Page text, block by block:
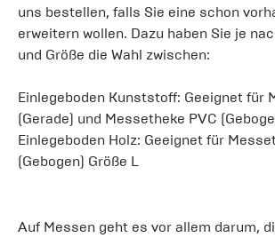
uns bestellen, falls Sie eine schon
erweitern wollen. Dazu haben Sie je
und Größe die Wahl zwischen:
Einlegeboden Kunststoff: Geeignet für
(Gerade) und Messetheke PVC
Einlegeboden Holz: Geeignet für
(Gebogen) Größe L
Auf Messen geht es vor allem darum,